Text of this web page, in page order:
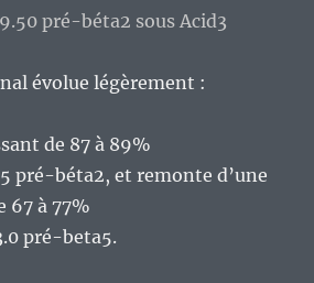
évolue légèrement :
de 87 à 89%
pré-béta2, et remonte d’une
67 à 77%
pré-beta5.